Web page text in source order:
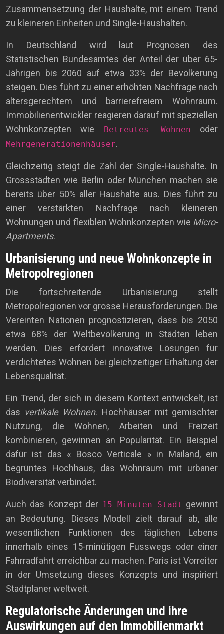
Zusammensetzung der Haushalte, mit einem Trend
zu kleineren Einheiten und Single-Haushalten.
In Deutschland wird laut Prognosen des
Statistischen Bundesamtes der Anteil der über 65-
Jährigen bis 2060 auf etwa 33% der Bevölkerung
steigen. Dies führt zu einer erhöhten Nachfrage nach
altersgerechtem und barrierefreiem Wohnraum.
Immobilienentwickler reagieren darauf mit speziellen
Wohnkonzepten wie
Betreutes Wohnen oder
Mehrgenerationenhäuser.
Gleichzeitig steigt die Zahl der Single-Haushalte. In
Grossstädten wie Berlin oder München machen sie
bereits über 50% aller Haushalte aus. Dies führt zu
einer verstärkten Nachfrage nach kleineren
Wohnungen und flexiblen Wohnkonzepten wie Micro-
Apartments.
Urbanisierung und neue Wohnkonzepte in
Metropolregionen
Die fortschreitende Urbanisierung stellt
Metropolregionen vor grosse Herausforderungen. Die
Vereinten Nationen prognostizieren, dass bis 2050
etwa 68% der Weltbevölkerung in Städten leben
werden. Dies erfordert innovative Lösungen für
verdichtetes Wohnen bei gleichzeitiger Erhaltung der
Lebensqualität.
Ein Trend, der sich in diesem Kontext entwickelt, ist
das vertikale Wohnen. Hochhäuser mit gemischter
Nutzung, die Wohnen, Arbeiten und Freizeit
kombinieren, gewinnen an Popularität. Ein Beispiel
dafür ist das « Bosco Verticale » in Mailand, ein
begrüntes Hochhaus, das Wohnraum mit urbaner
Biodiversität verbindet.
Auch das Konzept der 15-Minuten-Stadt gewinnt
an Bedeutung. Dieses Modell zielt darauf ab, alle
wesentlichen Funktionen des täglichen Lebens
innerhalb eines 15-minütigen Fusswegs oder einer
Fahrradfahrt erreichbar zu machen. Paris ist Vorreiter
in der Umsetzung dieses Konzepts und inspiriert
Stadtplaner weltweit.
Regulatorische Änderungen und ihre
Auswirkungen auf den Immobilienmarkt